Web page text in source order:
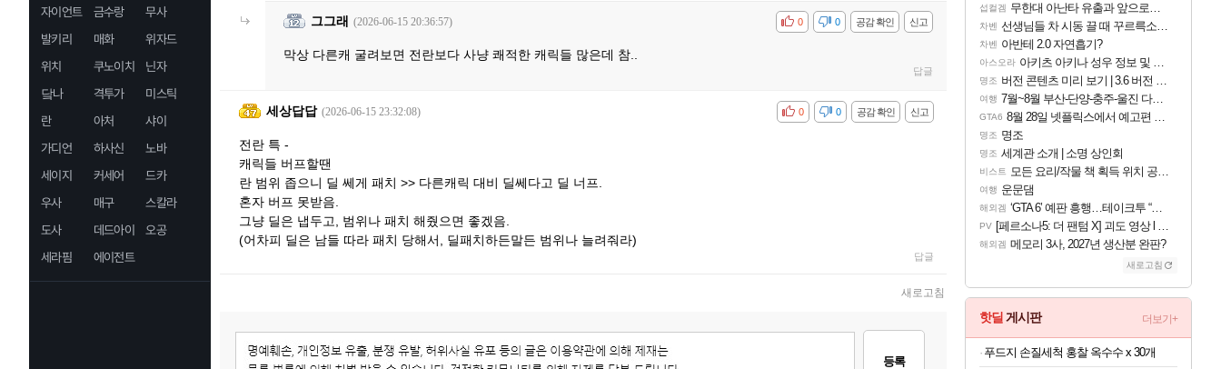
자이언트
금수랑
무사
발키리
매화
위자드
위치
쿠노이치
닌자
닼나
격투가
미스틱
란
아처
샤이
가디언
하사신
노바
세이지
커세어
드카
우사
매구
스칼라
도사
데드아이
오공
세라핌
에이전트
그그래 (2026-06-15 20:36:57) 신고
공감 확인
비공감 0
0
막상 다른캐 굴려보면 전란보다 사냥 쾌적한 캐릭들 많은데 참..
답글
세상답답 (2026-06-15 23:32:08) 신고
공감 확인
비공감 0
0
전란 특 -
캐릭들 버프할땐
란 범위 좁으니 딜 쎄게 패치 >> 다른캐릭 대비 딜쎄다고 딜 너프.
혼자 버프 못받음.
그냥 딜은 냅두고, 범위나 패치 해줬으면 좋겠음.
(어차피 딜은 남들 따라 패치 당해서, 딜패치하든말든 범위나 늘려줘라)
답글
새로고침
등록
섭컬겜 무한대 아난타 유출과 앞으로의 예상 (루머)
차벤 선생님들 차 시동 끌 때 꾸르륵소리나는데
차벤 아반테 2.0 자연흡기?
아스오라 아키츠 아키나 성우 정보 및 주요 필모
명조 버전 콘텐츠 미리 보기 | 3.6 버전 「신기루 속 등불 그림자, 속세에 깃든 검의 결심」이 8월 20일에 업데이트됩니다!
여행 7월~8월 부산-단양-충주-울진 다녀왔어요~
GTA6 8월 28일 넷플릭스에서 예고편 공개 예정
명조 명조
명조 세계관 소개 | 소명 상인회
비스트 모든 요리/작물 책 획득 위치 공략 (36개) - 미식가 도전과제
여행 운문댐
해외겜 ‘GTA 6’ 예판 흥행…테이크투 “내부 예상 크게 넘어”
PV [페르소나5: 더 팬텀 X] 괴도 영상 l 타카마키 안·댄싱 스타
해외겜 메모리 3사, 2027년 생산분 완판?
새로고침
핫딜 게시판 더보기+
푸드지 손질세척 홍찰 옥수수 x 30개